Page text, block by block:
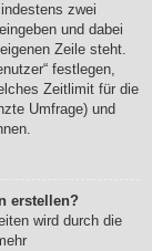
zwei
und dabei
Zeile steht.
festlegen,
Zeitlimit für die
Umfrage) und
erstellen?
wird durch die